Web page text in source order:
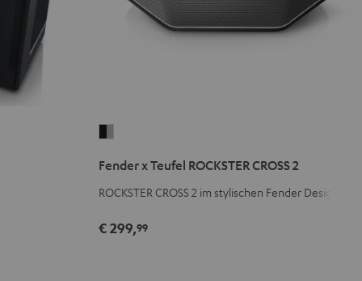
Teufel
ROCKSTER
2
Fender x Teufel ROCKSTER CROSS 2
ROCKSTER CROSS 2 im stylischen Fender Design
€ 299,99